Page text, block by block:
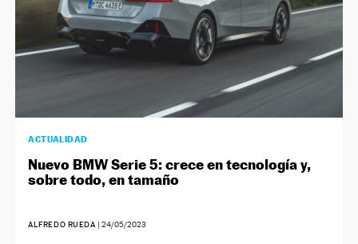
ACTUALIDAD
Nuevo BMW Serie 5: crece en tecnología y,
sobre todo, en tamaño
ALFREDO RUEDA | 24/05/2023